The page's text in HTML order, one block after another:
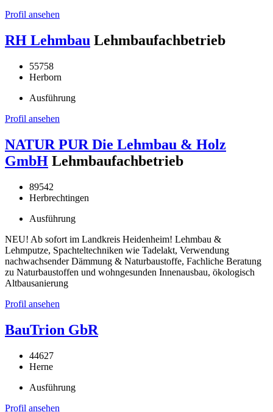
Profil ansehen
RH Lehmbau Lehmbaufachbetrieb
55758
Herborn
Ausführung
Profil ansehen
NATUR PUR Die Lehmbau & Holz
GmbH Lehmbaufachbetrieb
89542
Herbrechtingen
Ausführung
NEU! Ab sofort im Landkreis Heidenheim! Lehmbau &
Lehmputze, Spachteltechniken wie Tadelakt, Verwendung
nachwachsender Dämmung & Naturbaustoffe, Fachliche Beratung
zu Naturbaustoffen und wohngesunden Innenausbau, ökologisch
Altbausanierung
Profil ansehen
BauTrion GbR
44627
Herne
Ausführung
Profil ansehen